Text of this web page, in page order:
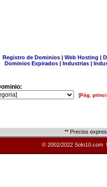
Registro de Dominios| Web Hosting |
Dominios Expirados | Industrias |
[Pág.
** Precios
© 2002/2022 Solo10.com